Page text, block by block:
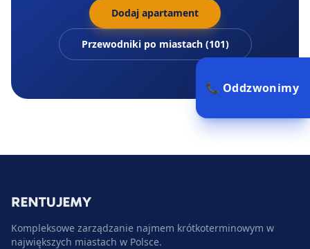
Dodaj apartament
Przewodniki po miastach (101)
Kompleksowe zarządzanie najmem krótkoterminowym w
największych miastach w Polsce.
📞 Oddzwonimy